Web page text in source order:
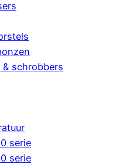
& schrobbers
serie
serie